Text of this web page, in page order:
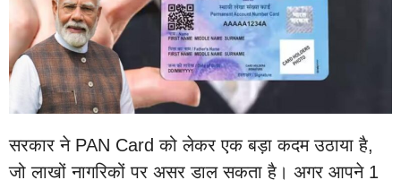
सरकार ने PAN Card को लेकर एक बड़ा कदम उठाया है,
जो लाखों नागरिकों पर असर डाल सकता है। अगर आपने 1